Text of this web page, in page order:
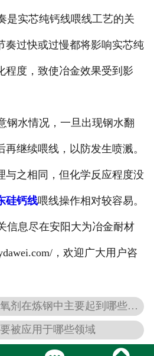
实芯纯钙线喂线工艺的关
奏过快或过慢都将影响实芯纯
程度，致使冶金效果受到影
水情况，一旦出现钢水翻
继续喂线，以防发生喷溅。
与之相同，但化学反应程度没
硅钙线喂线操作相对较容易。
信息尽在安阳大为冶金耐材
，欢迎广大用户咨
上一条：广东复合脱氧剂在炼钢中主要起到哪些作用
被应用于哪些领域